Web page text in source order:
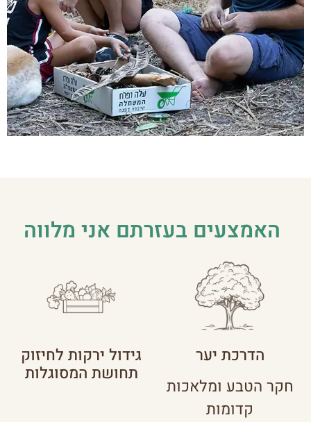
האמצעים בעזרתם אני מלווה
הדרכת יער
חקר הטבע ומלאכות
קדומות
גידול ירקות לחיזוק
תחושת המסוגלות